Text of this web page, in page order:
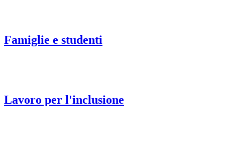
Famiglie e studenti
Lavoro per l'inclusione